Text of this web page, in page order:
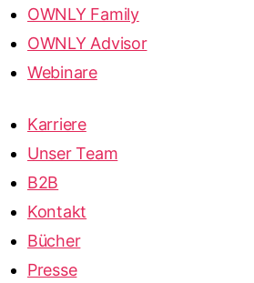
OWNLY Family
OWNLY Advisor
Webinare
Karriere
Unser Team
B2B
Kontakt
Bücher
Presse